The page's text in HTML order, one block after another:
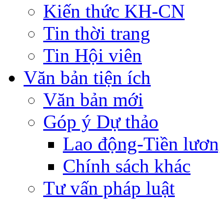
Kiến thức KH-CN
Tin thời trang
Tin Hội viên
Văn bản tiện ích
Văn bản mới
Góp ý Dự thảo
Lao động-Tiền
Chính sách khác
Tư vấn pháp luật